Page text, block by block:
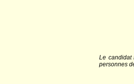
Le candidat
personnes